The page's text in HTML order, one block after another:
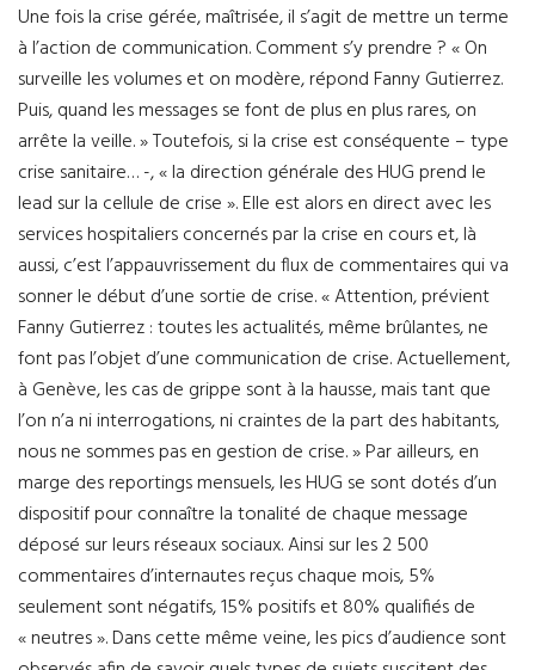
Une fois la crise gérée, maîtrisée, il s’agit de mettre un terme
à l’action de communication. Comment s’y prendre ? « On
surveille les volumes et on modère, répond Fanny Gutierrez.
Puis, quand les messages se font de plus en plus rares, on
arrête la veille. » Toutefois, si la crise est conséquente – type
crise sanitaire… -, « la direction générale des HUG prend le
lead sur la cellule de crise ». Elle est alors en direct avec les
services hospitaliers concernés par la crise en cours et, là
aussi, c’est l’appauvrissement du flux de commentaires qui va
sonner le début d’une sortie de crise. « Attention, prévient
Fanny Gutierrez : toutes les actualités, même brûlantes, ne
font pas l’objet d’une communication de crise. Actuellement,
à Genève, les cas de grippe sont à la hausse, mais tant que
l’on n’a ni interrogations, ni craintes de la part des habitants,
nous ne sommes pas en gestion de crise. » Par ailleurs, en
marge des reportings mensuels, les HUG se sont dotés d’un
dispositif pour connaître la tonalité de chaque message
déposé sur leurs réseaux sociaux. Ainsi sur les 2 500
commentaires d’internautes reçus chaque mois, 5%
seulement sont négatifs, 15% positifs et 80% qualifiés de
« neutres ». Dans cette même veine, les pics d’audience sont